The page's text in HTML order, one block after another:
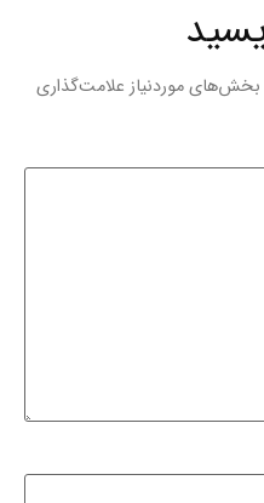
بخش‌های موردنیاز علامت‌گذاری